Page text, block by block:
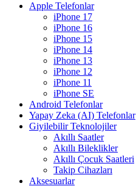
Apple Telefonlar
iPhone 17
iPhone 16
iPhone 15
iPhone 14
iPhone 13
iPhone 12
iPhone 11
iPhone SE
Android Telefonlar
Yapay Zeka (AI) Telefonlar
Giyilebilir Teknolojiler
Akıllı Saatler
Akıllı Bileklikler
Akıllı Çocuk Saatleri
Takip Cihazları
Aksesuarlar